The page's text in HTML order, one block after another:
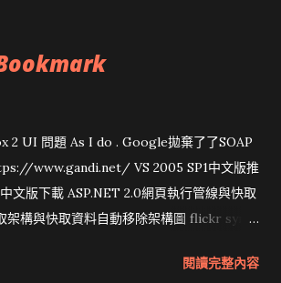
2 UI 問題 As I do . Google拋棄了了SOAP
www.gandi.net/ VS 2005 SP1中文版推
文版下載 ASP.NET 2.0網頁執行管線與快取
架構與快取資料自動移除架構圖 flickr sync
see 國內某SOC疑遭駭客入侵 大砲開講
閱讀完整內容